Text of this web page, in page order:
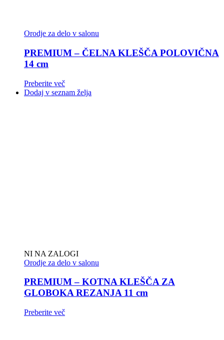
Orodje za delo v salonu
PREMIUM – ČELNA KLEŠČA POLOVIČNA
14 cm
Preberite več
Dodaj v seznam želja
NI NA ZALOGI
Orodje za delo v salonu
PREMIUM – KOTNA KLEŠČA ZA
GLOBOKA REZANJA 11 cm
Preberite več